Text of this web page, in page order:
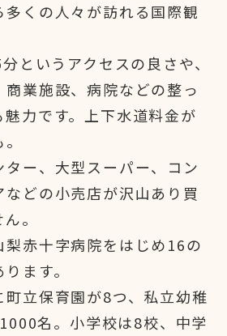
くの人々が訪れる国際観
というアクセスの良さや、
業施設、病院などの整っ
力です。上下水道料金が
ター、大型スーパー、コン
などの小売店が沢山あり買
。
梨赤十字病院をはじめ16の
ます。
町立保育園が8つ、私立幼稚
名。小学校は8校、中学